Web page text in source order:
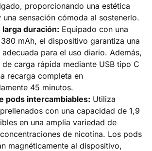
proporcionando una estética
una sensación cómoda al sostenerlo.​
larga duración: Equipado con una
mAh, el dispositivo garantiza una
para el uso diario. Además,
de carga rápida mediante USB tipo C
recarga completa en
45 minutos.​
pods intercambiables: Utiliza
con una capacidad de 1,9
en una amplia variedad de
de nicotina. Los pods
magnéticamente al dispositivo,